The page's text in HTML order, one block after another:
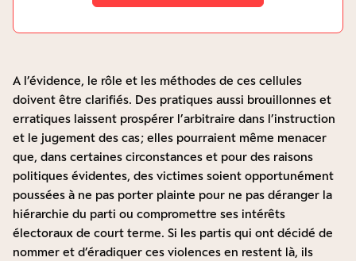
A l’évidence, le rôle et les méthodes de ces cellules
doivent être clarifiés. Des pratiques aussi brouillonnes et
erratiques laissent prospérer l’arbitraire dans l’instruction
et le jugement des cas ; elles pourraient même menacer
que, dans certaines circonstances et pour des raisons
politiques évidentes, des victimes soient opportunément
poussées à ne pas porter plainte pour ne pas déranger la
hiérarchie du parti ou compromettre ses intérêts
électoraux de court terme. Si les partis qui ont décidé de
nommer et d’éradiquer ces violences en restent là, ils